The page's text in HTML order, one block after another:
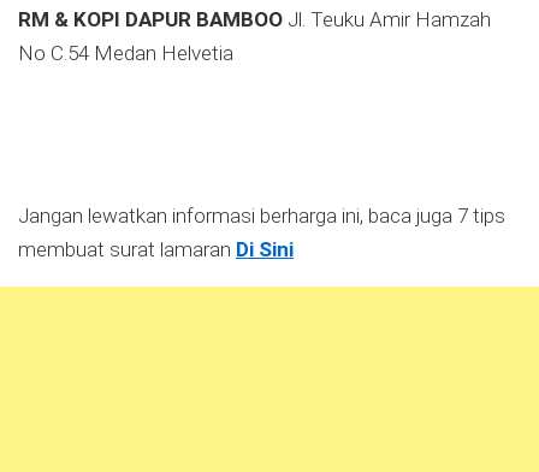
RM & KOPI DAPUR BAMBOO Jl. Teuku Amir Hamzah
No C.54 Medan Helvetia
Jangan lewatkan informasi berharga ini, baca juga 7 tips
membuat surat lamaran Di Sini